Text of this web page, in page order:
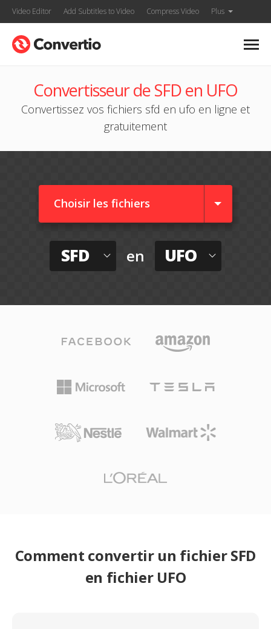
Video Editor Add Subtitles to Video Compress Video Plus
Convertisseur de SFD en UFO
Convertissez vos fichiers sfd en ufo en ligne et
gratuitement
Choisir les fichiers
SFD en UFO
Comment convertir un fichier SFD
en fichier UFO